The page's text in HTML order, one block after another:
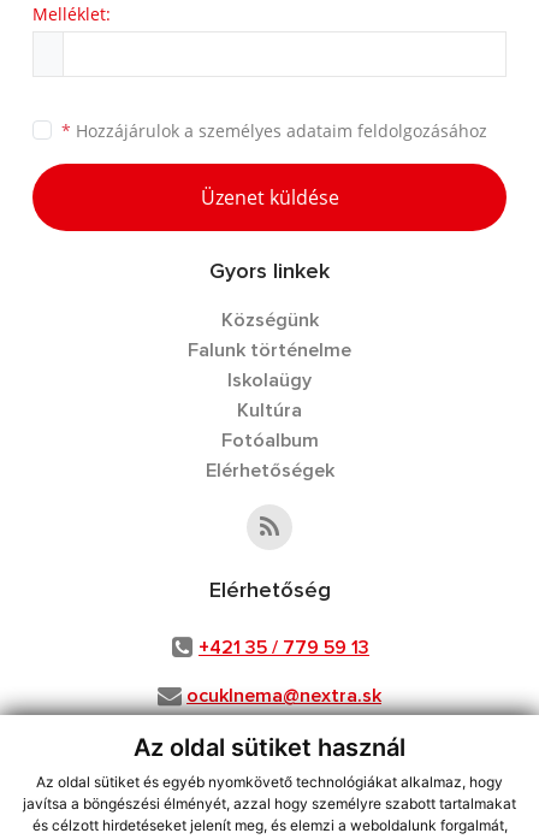
Az oldal sütiket használ
Az oldal sütiket és egyéb nyomkövető technológiákat alkalmaz, hogy
javítsa a böngészési élményét, azzal hogy személyre szabott tartalmakat
és célzott hirdetéseket jelenít meg, és elemzi a weboldalunk forgalmát,
Melléklet:
* Hozzájárulok a személyes adataim feldolgozásához
Üzenet küldése
Gyors linkek
Községünk
Falunk történelme
Iskolaügy
Kultúra
Fotóalbum
Elérhetőségek
Elérhetőség
+421 35 / 779 59 13
ocuklnema@nextra.sk
használja ki a legfrissebb információk követését az RSS funkcióval,
ECHELON 2 CMS rendszer (tartalomkezelő rendszer),Honlaptérkép